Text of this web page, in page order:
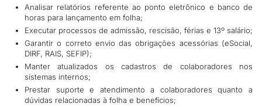
Analisar relatórios referente ao ponto eletrônico e banco de
horas para lançamento em folha;
Executar processos de admissão, rescisão, férias e 13º salário;
Garantir o correto envio das obrigações acessórias (eSocial,
DIRF, RAIS, SEFIP);
Manter atualizados os cadastros de colaboradores nos
sistemas internos;
Prestar suporte e atendimento a colaboradores quanto a
dúvidas relacionadas à folha e benefícios;